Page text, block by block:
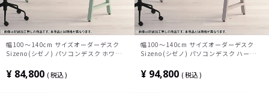
幅100～140cm サイズオーダーデスク
Sizeno(シゼノ) パソコンデスク ホワイト
天然木 パソコンデスク 切り欠き オフィス
デスク テレワークデスク 勉強机 おしゃれ
¥ 84,800 税込
幅100～140cm サイズオーダーデスク
Sizeno(シゼノ) パソコンデスク ハードメ
然木 パソコンデスク 切り欠き オフィスデ
スク テレワークデスク 勉強机 おしゃれ
¥ 94,800 税込